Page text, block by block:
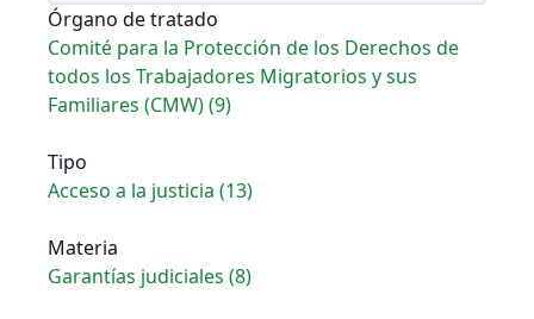
Órgano de tratado
Comité para la Protección de los Derechos de
todos los Trabajadores Migratorios y sus
Familiares (CMW) (9)
Tipo
Acceso a la justicia (13)
Materia
Garantías judiciales (8)